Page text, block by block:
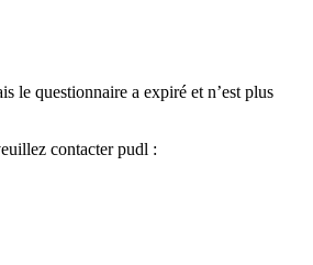
le questionnaire a expiré et n’est plus
contacter pudl :